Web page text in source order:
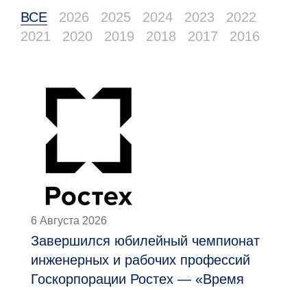
ВСЕ 2026 2025 2024 2023
2022
2021
2020 2019 2018 2017 2016
6 Августа 2026
Завершился юбилейный чемпионат
инженерных и рабочих профессий
Госкорпорации Ростех — «Время